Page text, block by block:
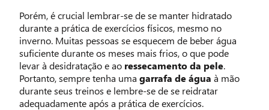
Porém, é crucial lembrar-se de se manter hidratado
durante a prática de exercícios físicos, mesmo no
inverno. Muitas pessoas se esquecem de beber água
suficiente durante os meses mais frios, o que pode
levar à desidratação e ao ressecamento da pele.
Portanto, sempre tenha uma garrafa de água à mão
durante seus treinos e lembre-se de se reidratar
adequadamente após a prática de exercícios.